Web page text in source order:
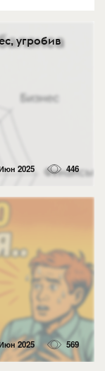
угробив
2025 446
2025 569